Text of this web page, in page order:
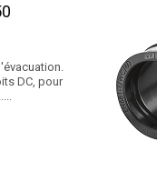
DC, pour